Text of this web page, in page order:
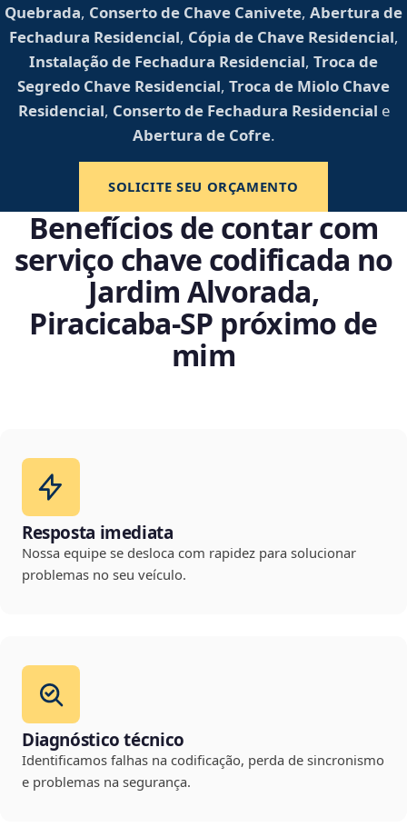
Quebrada, Conserto de Chave Canivete, Abertura de
Fechadura Residencial, Cópia de Chave Residencial,
Instalação de Fechadura Residencial, Troca de
Segredo Chave Residencial, Troca de Miolo Chave
Residencial, Conserto de Fechadura Residencial e
Abertura de Cofre.
SOLICITE SEU ORÇAMENTO
Benefícios de contar com
serviço chave codificada no
Jardim Alvorada,
Piracicaba‑SP próximo de
mim
Resposta imediata
Nossa equipe se desloca com rapidez para solucionar
problemas no seu veículo.
Diagnóstico técnico
Identificamos falhas na codificação, perda de sincronismo
e problemas na segurança.